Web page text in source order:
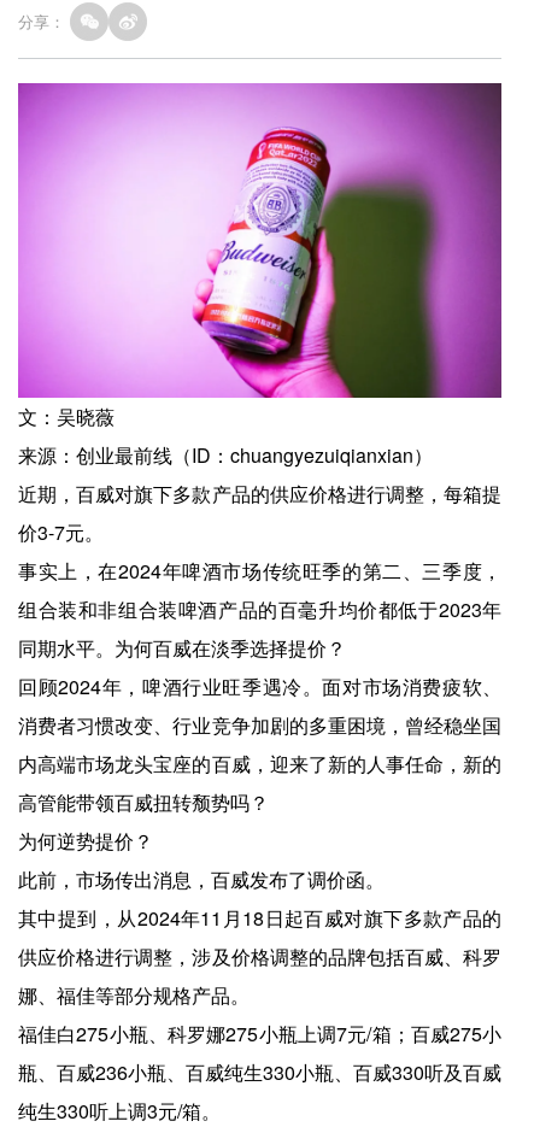
分享：
文：吴晓薇
来源：创业最前线（ID：chuangyezuiqianxian）
近期，百威对旗下多款产品的供应价格进行调整，每箱提
价3-7元。
事实上，在2024年啤酒市场传统旺季的第二、三季度，
组合装和非组合装啤酒产品的百毫升均价都低于2023年
同期水平。为何百威在淡季选择提价？
回顾2024年，啤酒行业旺季遇冷。面对市场消费疲软、
消费者习惯改变、行业竞争加剧的多重困境，曾经稳坐国
内高端市场龙头宝座的百威，迎来了新的人事任命，新的
高管能带领百威扭转颓势吗？
为何逆势提价？
此前，市场传出消息，百威发布了调价函。
其中提到，从2024年11月18日起百威对旗下多款产品的
供应价格进行调整，涉及价格调整的品牌包括百威、科罗
娜、福佳等部分规格产品。
福佳白275小瓶、科罗娜275小瓶上调7元/箱；百威275小
瓶、百威236小瓶、百威纯生330小瓶、百威330听及百威
纯生330听上调3元/箱。